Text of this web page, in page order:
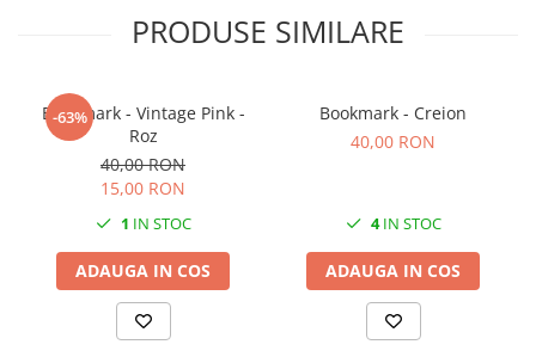
PRODUSE SIMILARE
-63%
Bookmark - Vintage Pink -
Roz
40,00 RON
15,00 RON
1 IN STOC
ADAUGA IN COS
Bookmark - Creion
40,00 RON
4IN STOC
ADAUGA IN COS